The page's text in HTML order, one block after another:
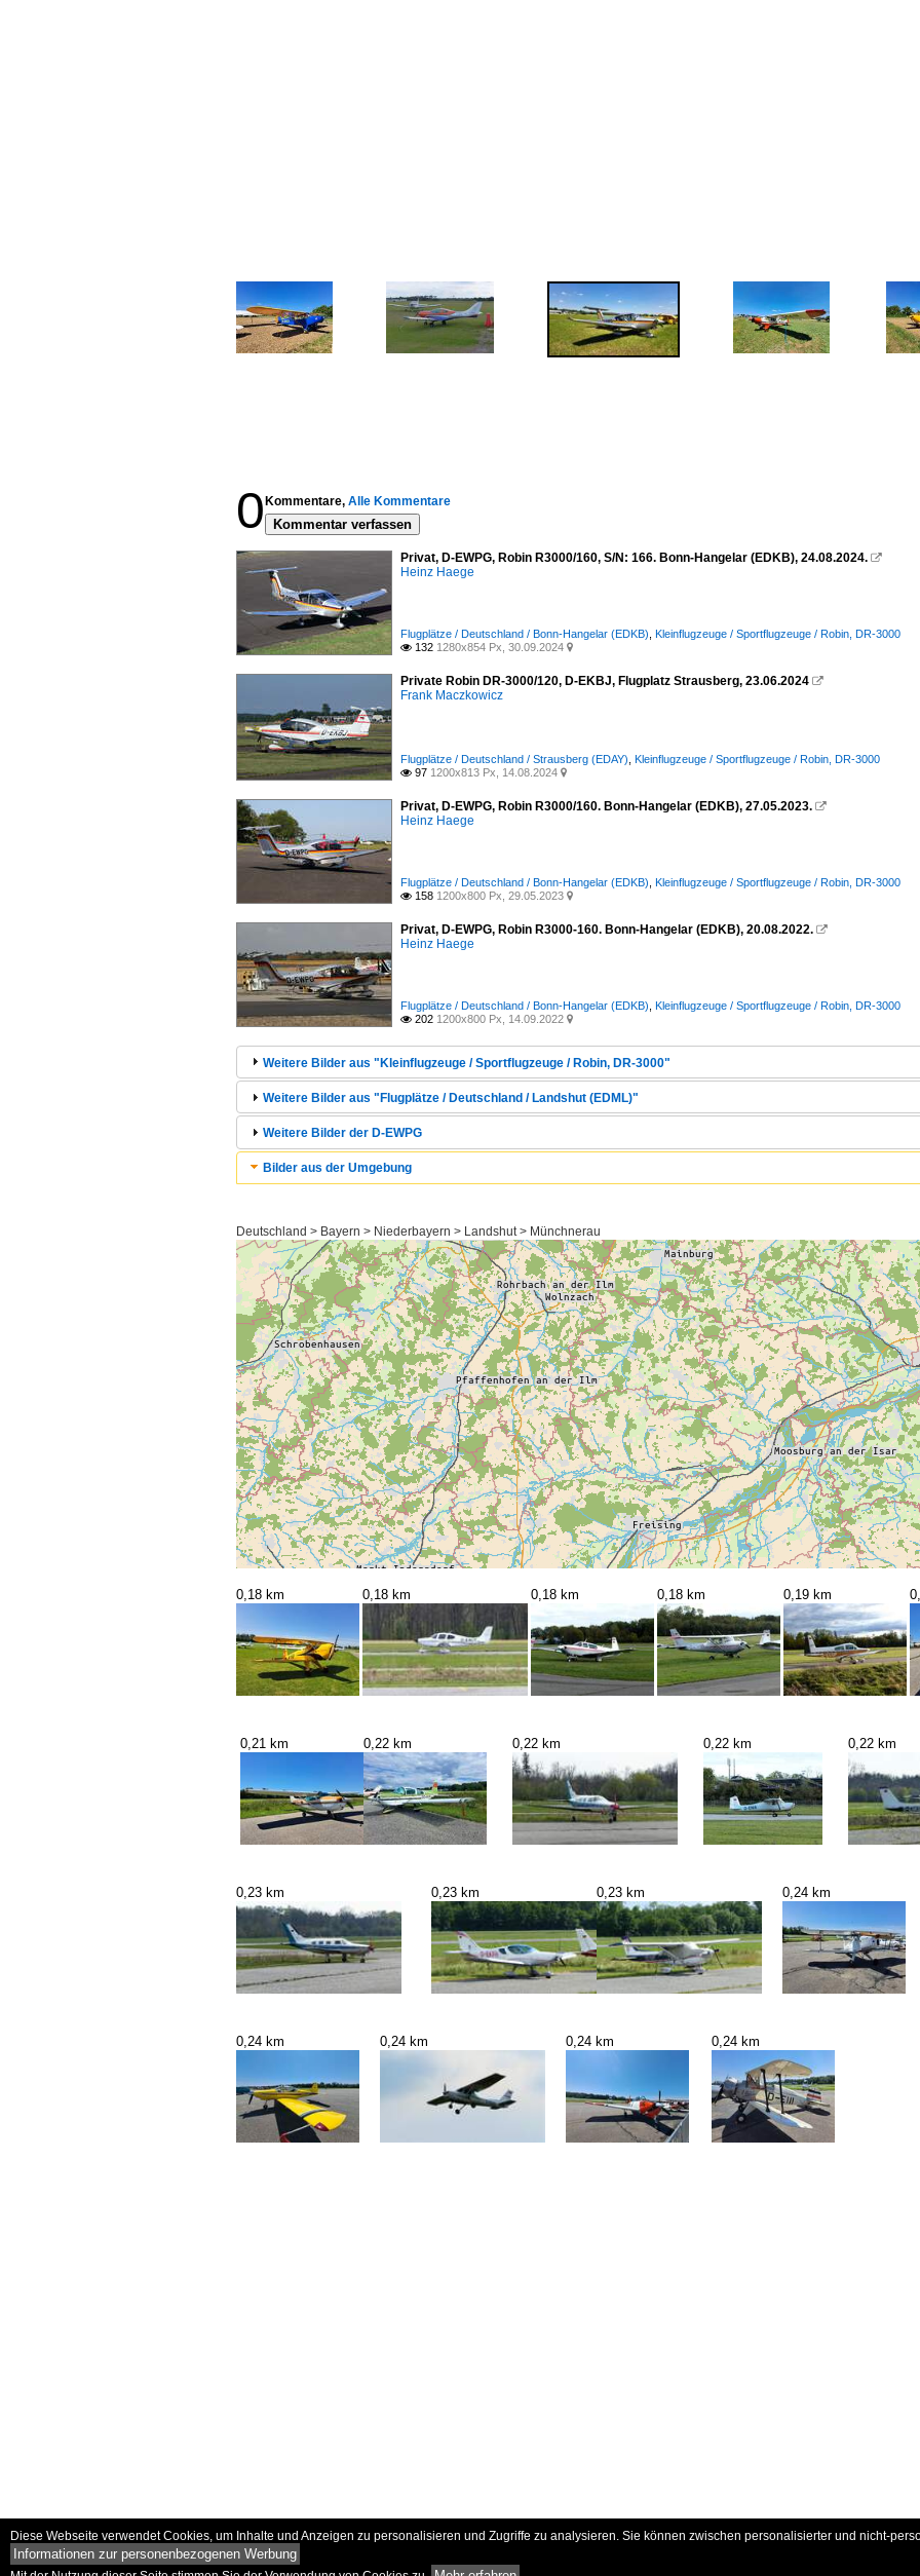
0 Kommentare, Alle Kommentare
Kommentar verfassen
Privat, D-EWPG, Robin R3000/160, S/N: 166. Bonn-Hangelar (EDKB), 24.08.2024. 
Heinz Haege
Flugplätze / Deutschland / Bonn-Hangelar (EDKB) Kleinflugzeuge / Sportflugzeuge / Robin, DR-3000
 132 1280x854 Px, 30.09.2024 
Private Robin DR-3000/120, D-EKBJ, Flugplatz Strausberg, 23.06.2024 
Frank Maczkowicz
Flugplätze / Deutschland / Strausberg (EDAY) Kleinflugzeuge / Sportflugzeuge / Robin, DR-3000
 97 1200x813 Px, 14.08.2024 
Privat, D-EWPG, Robin R3000/160. Bonn-Hangelar (EDKB), 27.05.2023. 
Heinz Haege
Flugplätze / Deutschland / Bonn-Hangelar (EDKB) Kleinflugzeuge / Sportflugzeuge / Robin, DR-3000
 158 1200x800 Px, 29.05.2023 
Privat, D-EWPG, Robin R3000-160. Bonn-Hangelar (EDKB), 20.08.2022. 
Heinz Haege
Flugplätze / Deutschland / Bonn-Hangelar (EDKB) Kleinflugzeuge / Sportflugzeuge / Robin, DR-3000
 202 1200x800 Px, 14.09.2022 
Weitere Bilder aus "Kleinflugzeuge / Sportflugzeuge / Robin, DR-3000"
Weitere Bilder aus "Flugplätze / Deutschland / Landshut (EDML)"
Weitere Bilder der D-EWPG
Bilder aus der Umgebung
Deutschland > Bayern > Niederbayern > Landshut > Münchnerau
0,18 km 0,18 km 0,18 km 0,18 km 0,19 km
0,21 km 0,22 km 0,22 km 0,22 km 0,22 km
0,23 km 0,23 km 0,23 km 0,24 km
0,24 km 0,24 km 0,24 km 0,24 km
Diese Webseite verwendet Cookies, um Inhalte und Anzeigen zu personalisieren und Zugriffe zu analysieren. Sie können zwischen personalisierter und nicht-
Informationen zur personenbezogenen Werbung